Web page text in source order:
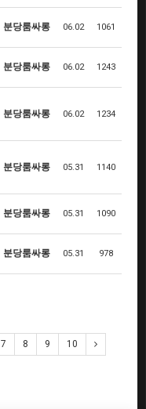
분당룸싸롱 06.02 1061
분당룸싸롱 06.02 1243
분당룸싸롱 06.02 1234
분당룸싸롱 05.31 1140
분당룸싸롱 05.31 1090
분당룸싸롱 05.31 978
7 8 9 10